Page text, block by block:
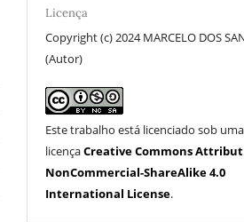
Licença
Copyright (c) 2024 MARCELO DOS
(Autor)
Este trabalho está licenciado sob uma
licençaCreative Commons
NonCommercial-ShareAlike 4.0
International License.